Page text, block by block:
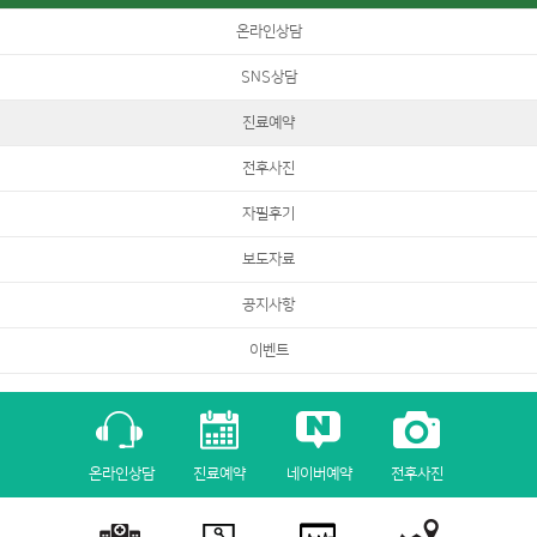
개인정보에 대해 동의를 거부할 권리가 있으며, 동의 거부 시에는 게시물 등록이 불가합니다.
및 제공에 대해 동의하신 내용을 언제든지 철회하실 수 있습니다. 게시물 수정 및 삭제를 하시거나,
온라인상담
SNS상담
진료예약
전후사진
자필후기
보도자료
공지사항
이벤트
온라인상담 진료예약 네이버예약 전후사진